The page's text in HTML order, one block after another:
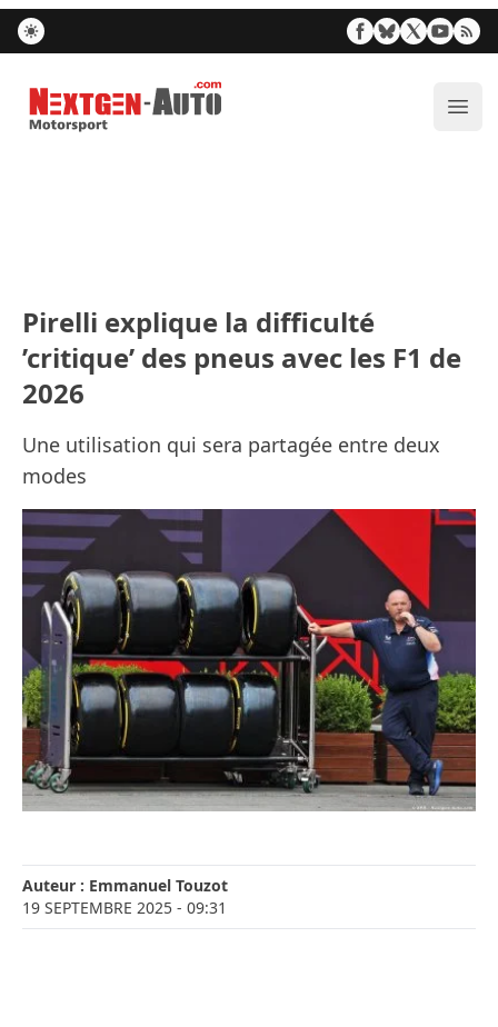
Nextgen-Auto.com
Pirelli explique la difficulté
’critique’ des pneus avec les F1 de
2026
Une utilisation qui sera partagée entre deux
modes
Auteur : Emmanuel Touzot
19 SEPTEMBRE 2025 - 09:31